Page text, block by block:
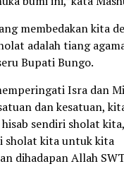
membedakan kita
adalah tiang
Bupati Bungo.
Isra dan
dan kesatuan,
sendiri sholat
sholat kita untuk kita
dihadapan Allah